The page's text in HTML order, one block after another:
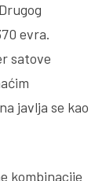
evra.
satove
javlja se kao
kombinacije